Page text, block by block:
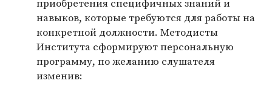
приобретения специфичных знаний и
навыков, которые требуются для работы на
конкретной должности. Методисты
Института сформируют персональную
программу, по желанию слушателя
изменив: